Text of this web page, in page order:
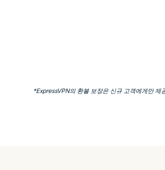
*ExpressVPN의 환불 보장은 신규 고객에게만